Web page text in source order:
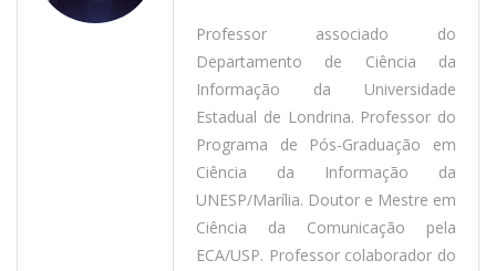
Professor associado do
Departamento de Ciência da
Informação da Universidade
Estadual de Londrina. Professor do
Programa de Pós-Graduação em
Ciência da Informação da
UNESP/Marília. Doutor e Mestre em
Ciência da Comunicação pela
ECA/USP. Professor colaborador do